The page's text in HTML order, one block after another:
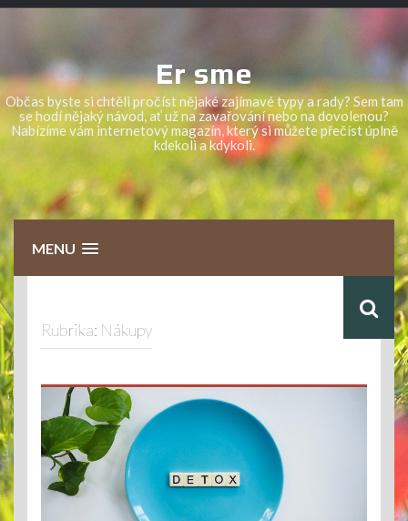
Skip
Er sme
Občas byste si chtěli pročíst nějaké zajímavé typy a rady? Sem tam
se hodí nějaký návod, ať už na zavařování nebo na dovolenou?
Nabízíme vám internetový magazín, který si můžete přečíst úplně
kdekoli a kdykoli.
MENU
Rubrika: Nákupy